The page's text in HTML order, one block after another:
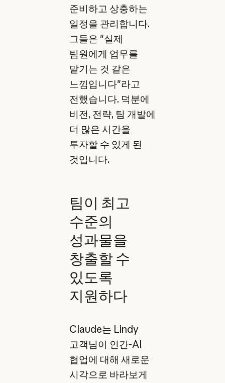
준비하고 상충하는
일정을 관리합니다.
그들은 "실제
팀원에게 업무를
맡기는 것 같은
느낌입니다"라고
전했습니다. 덕분에
비전, 전략, 팀 개발에
더 많은 시간을
투자할 수 있게 된
것입니다.
팀이 최고
수준의
성과물을
창출할 수
있도록
지원하다
Claude는 Lindy
고객님이 인간-AI
협업에 대해 새로운
시각으로 바라보게